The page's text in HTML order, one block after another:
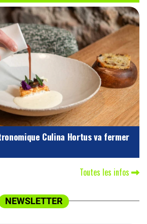
Culina Hortus va fermer
Toutes les infos
NEWSLETTER